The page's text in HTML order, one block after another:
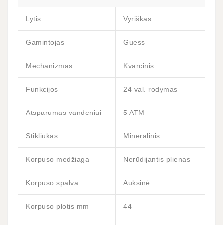
Lytis Vyriškas
Gamintojas Guess
Mechanizmas Kvarcinis
Funkcijos 24 val. rodymas
Atsparumas vandeniui 5 ATM
Stikliukas Mineralinis
Korpuso medžiaga Nerūdijantis plienas
Korpuso spalva Auksinė
Korpuso plotis mm 44